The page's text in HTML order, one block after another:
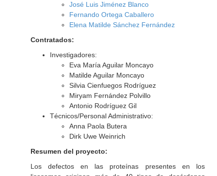
José Luis Jiménez Blanco
Fernando Ortega Caballero
Elena Matilde Sánchez Fernández
Contratados:
Investigadores:
Eva María Aguilar Moncayo
Matilde Aguilar Moncayo
Silvia Cienfuegos Rodríguez
Miryam Fernández Polvillo
Antonio Rodríguez Gil
Técnicos/Personal Administrativo:
Anna Paola Butera
Dirk Uwe Weinrich
Resumen del proyecto:
Los defectos en las proteínas presentes en los